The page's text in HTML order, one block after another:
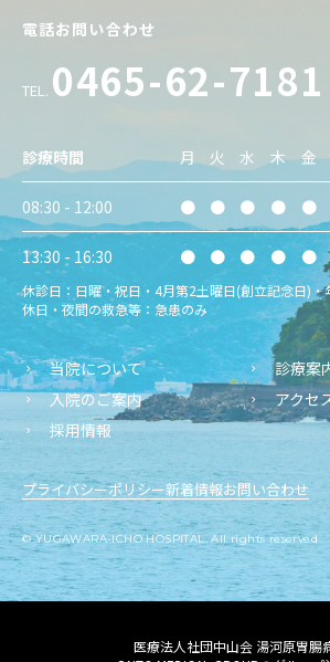
電話お問い合わせ
TEL. 0465-62-7181
診療時間 月 火 水 木 金
08:30 - 12:00 ● ● ● ● ●
13:30 - 16:30 ● ● ● ● ●
休診日：日曜・祝日・4月第2土曜日(創立記念日)・
休日・夜間の救急等：急患のみ
当院について
診療案
入院のご案内
アクセ
採用情報
プライバシーポリシー新着情報お問い合わせ
© YUGAWARA-ICHO HOSPITAL. All rights reserved
医療法人社団中山会 湯河原胃腸